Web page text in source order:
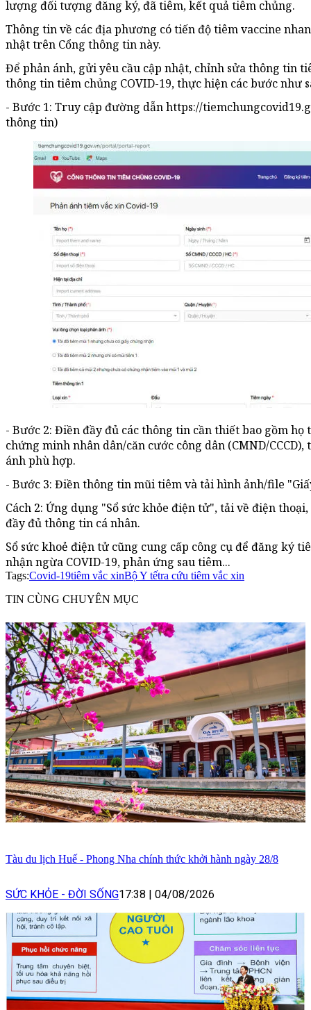
lượng đối tượng đăng ký, đã tiêm, kết quả tiêm chủng.
Thông tin về các địa phương có tiến độ tiêm vaccine
nhật trên Cổng thông tin này.
Để phản ánh, gửi yêu cầu cập nhật, chỉnh sửa thông tin
thông tin tiêm chủng COVID-19, thực hiện các bước như
- Bước 1: Truy cập đường dẫn https://
thông tin)
- Bước 2: Điền đầy đủ các thông tin cần thiết bao gồm
chứng minh nhân dân/căn cước công dân (CMND/
ánh phù hợp.
- Bước 3: Điền thông tin mũi tiêm và tải hình ảnh/file
Cách 2: Ứng dụng "Sổ sức khỏe điện tử", tải về điện
đầy đủ thông tin cá nhân.
Sổ sức khoẻ điện tử cũng cung cấp công cụ để đăng ký
nhận ngừa COVID-19, phản ứng sau tiêm...
Tags:Covid-19tiêm vắc xinBộ Y tếtra cứu tiêm vắc xin
TIN CÙNG CHUYÊN MỤC
Tàu du lịch Huế - Phong Nha chính thức khởi hành ngày 28/8
SỨC KHỎE - ĐỜI SỐNG17:38 | 04/08/2026